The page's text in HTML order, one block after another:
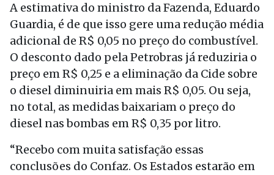
A estimativa do ministro da Fazenda, Eduardo
Guardia, é de que isso gere uma redução média
adicional de R$ 0,05 no preço do combustível.
O desconto dado pela Petrobras já reduziria o
preço em R$ 0,25 e a eliminação da Cide sobre
o diesel diminuiria em mais R$ 0,05. Ou seja,
no total, as medidas baixariam o preço do
diesel nas bombas em R$ 0,35 por litro.
“Recebo com muita satisfação essas
conclusões do Confaz. Os Estados estarão em